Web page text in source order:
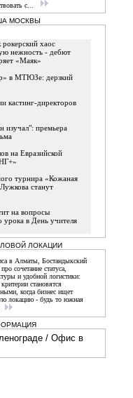
с...
МОСКВЫ
хаос
нежность - дебют
«Маяк»
в МТЮЗе: дерзкий
кастинг-директоров
изучал": премьера
на Евразийской
турнира «Кожаная
станут
на вопросы
урока в День учителя
ЛОКАЦИИ
в Алматы, Бостандыкский
сочетание статуса,
и удобной логистики:
становятся
когда бизнес ищет
локацию - будь то южная
/ Офис в